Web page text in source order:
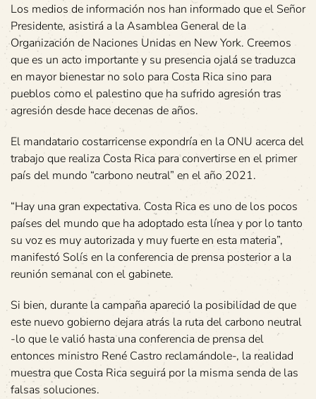
Los medios de información nos han informado que el Señor
Presidente, asistirá a la Asamblea General de la
Organización de Naciones Unidas en New York. Creemos
que es un acto importante y su presencia ojalá se traduzca
en mayor bienestar no solo para Costa Rica sino para
pueblos como el palestino que ha sufrido agresión tras
agresión desde hace decenas de años.
El mandatario costarricense expondría en la ONU acerca del
trabajo que realiza Costa Rica para convertirse en el primer
país del mundo “carbono neutral” en el año 2021.
“Hay una gran expectativa. Costa Rica es uno de los pocos
países del mundo que ha adoptado esta línea y por lo tanto
su voz es muy autorizada y muy fuerte en esta materia”,
manifestó Solís en la conferencia de prensa posterior a la
reunión semanal con el gabinete.
Si bien, durante la campaña apareció la posibilidad de que
este nuevo gobierno dejara atrás la ruta del carbono neutral
-lo que le valió hasta una conferencia de prensa del
entonces ministro René Castro reclamándole-, la realidad
muestra que Costa Rica seguirá por la misma senda de las
falsas soluciones.